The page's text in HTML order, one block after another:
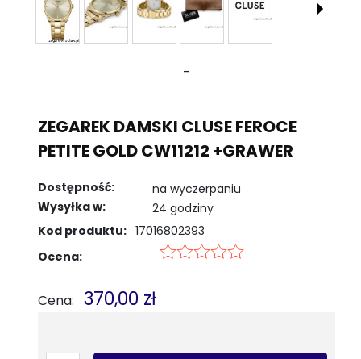
-
ZEGAREK DAMSKI CLUSE FEROCE
PETITE GOLD CW11212 +GRAWER
Dostępność:
na wyczerpaniu
Wysyłka w:
24 godziny
Kod produktu: 17016802393
Ocena:
Cena: 370,00 zł